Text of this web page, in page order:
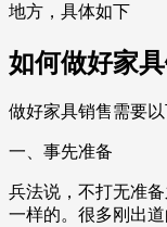
地方，具体如下
如何做好家
做好家具销售需要以
一、事先准备
兵法说，不打无准
一样的。很多刚出